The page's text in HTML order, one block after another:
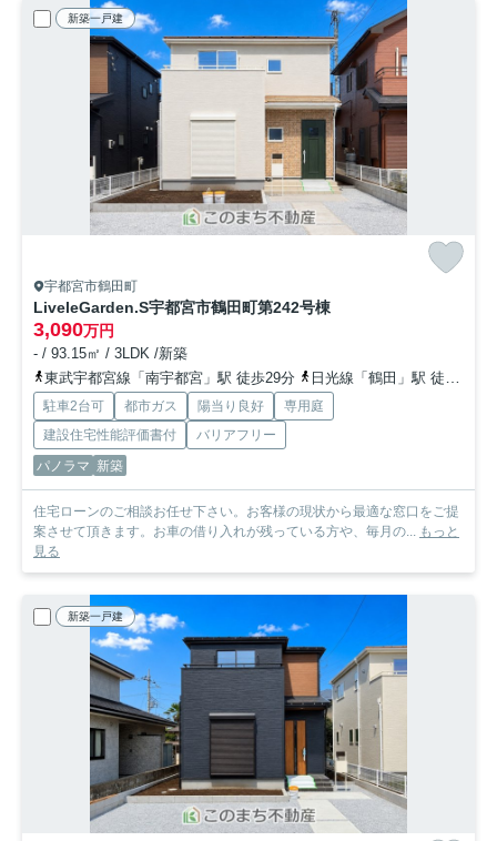
新築一戸建
宇都宮市鶴田町
LiveleGarden.S宇都宮市鶴田町第242号棟
3,090万円
- / 93.15㎡ / 3LDK /新築
東武宇都宮線「南宇都宮」駅 徒歩29分
日光線「鶴田」駅 徒歩25分
駐車2台可 都市ガス 陽当り良好
専用庭
建設住宅性能評価書付
バリアフリー
パノラマ 新築
住宅ローンのご相談お任せ下さい。お客様の現状から最適な窓口をご提
案させて頂きます。お車の借り入れが残っている方や、毎月の... もっと
見る
新築一戸建